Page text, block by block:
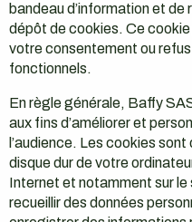
bandeau d’information et
dépôt de cookies. Ce
votre consentement ou
fonctionnels.
En règle générale, Baffy
aux fins d’améliorer et
l’audience. Les cookies
disque dur de votre
Internet et notamment sur
recueillir des données